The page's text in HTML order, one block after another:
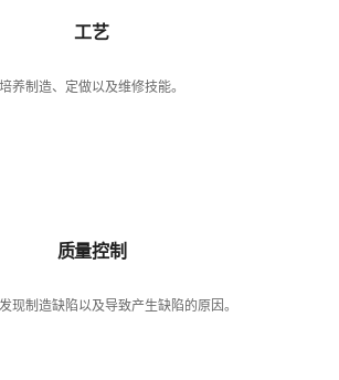
工艺
培养制造、定做以及维修技能。
质量控制
现制造缺陷以及导致产生缺陷的原因。